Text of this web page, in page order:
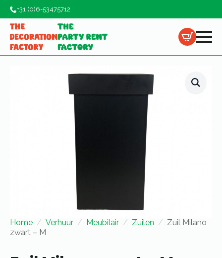
+31 (0)6-53475712
Home Verhuur Meubilair Zuilen
Zuil Milano
zwart – M